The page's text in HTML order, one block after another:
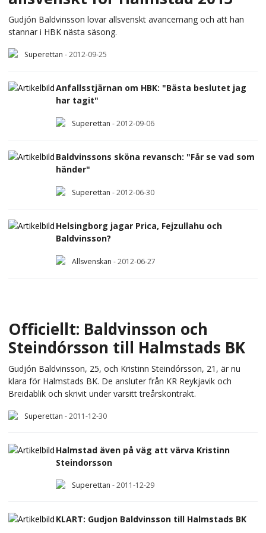
Gudjón Baldvinsson lovar allsvenskt avancemang och att han
stannar i HBK nästa säsong.
Superettan -2012-09-25
Anfallsstjärnan om HBK: "Bästa beslutet jag
har tagit"
Superettan -2012-09-06
Baldvinssons sköna revansch: "Får se vad som
händer"
Superettan -2012-06-30
Helsingborg jagar Prica, Fejzullahu och
Baldvinsson?
Allsvenskan -2012-06-27
Officiellt: Baldvinsson och
Steindórsson till Halmstads BK
Gudjón Baldvinsson, 25, och Kristinn Steindórsson, 21, är nu
klara för Halmstads BK. De ansluter från KR Reykjavik och
Breidablik och skrivit under varsitt treårskontrakt.
Superettan -2011-12-30
Halmstad även på väg att värva Kristinn
Steindorsson
Superettan -2011-12-29
KLART: Gudjon Baldvinsson till Halmstads BK